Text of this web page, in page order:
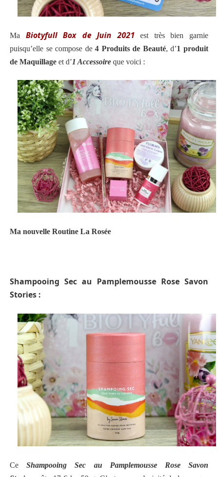
Ma Biotyfull Box de Juin 2021 est très bien garnie
puisqu’elle se compose de4 Produits de Beauté, d’1 produit
de Maquillage et d’1 Accessoire que voici :
Ma nouvelle Routine La Rosée
Shampooing Sec au Pamplemousse Rose Savon
Stories :
CeShampooing Sec au Pamplemousse Rose Savon